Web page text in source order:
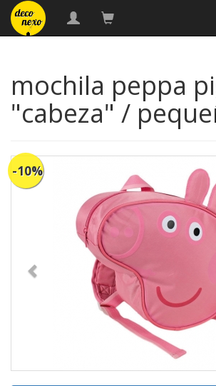
mochila peppa
"cabeza" /
-10%